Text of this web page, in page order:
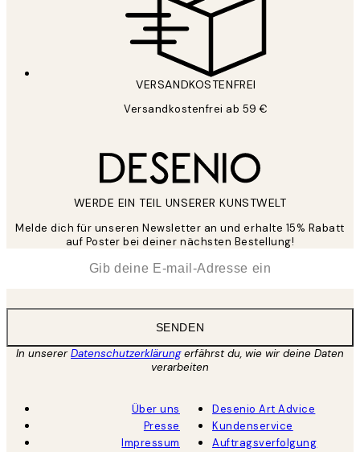
VERSANDKOSTENFREI
Versandkostenfrei ab 59 €
WERDE EIN TEIL UNSERER KUNSTWELT
Melde dich für unseren Newsletter an und erhalte 15% Rabatt
auf Poster bei deiner nächsten Bestellung!
SENDEN
In unsererDatenschutzerklärungerfährst du, wie wir deine Daten
verarbeiten
Über uns
Presse
Impressum
Desenio Art Advice
Kundenservice
Auftragsverfolgung